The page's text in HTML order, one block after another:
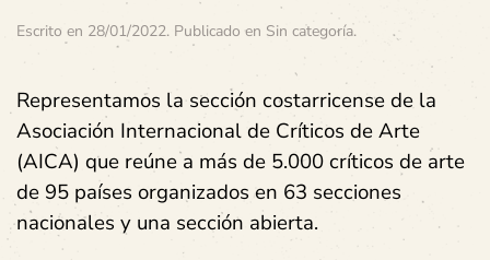
Escrito en 28/01/2022. Publicado en Sin categoría.
Representamos la sección costarricense de la
Asociación Internacional de Críticos de Arte
(AICA) que reúne a más de 5.000 críticos de arte
de 95 países organizados en 63 secciones
nacionales y una sección abierta.